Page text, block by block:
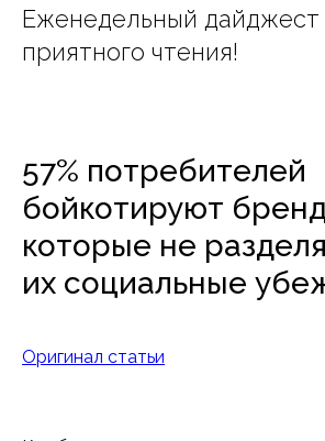
Еженедельный
приятного чтения!
57% потребителей
бойкотируют
которые не
их социальные
Оригинал статьи